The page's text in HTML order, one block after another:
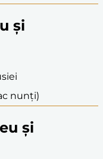
și
nunți)
și